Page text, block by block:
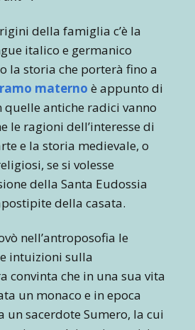
della famiglia c’è la
italico e germanico
la storia che porterà fino a
ramo materno è appunto di
quelle antiche radici vanno
le ragioni dell’interesse di
e la storia medievale, o
se si volesse
della Santa Eudossia
della casata.
nell’antroposofia le
intuizioni sulla
convinta che in una sua vita
un monaco e in epoca
un sacerdote Sumero, la cui